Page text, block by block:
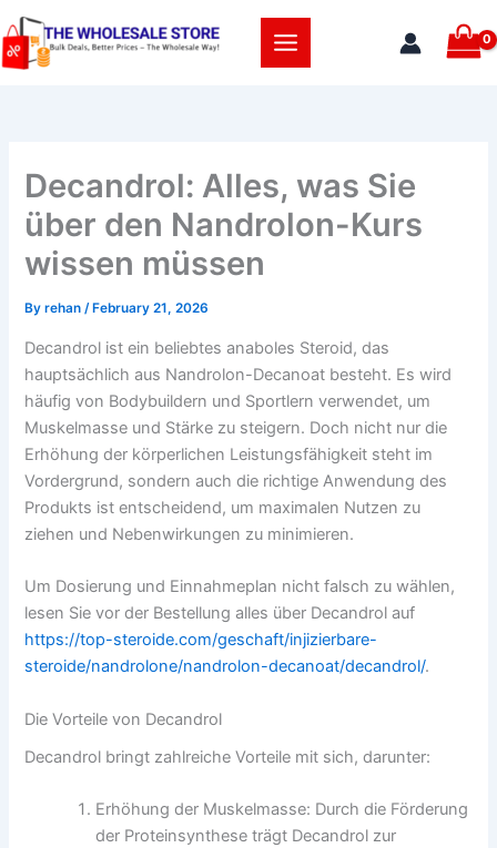
Skip
to
content
Decandrol: Alles, was Sie
über den Nandrolon-Kurs
wissen müssen
Byrehan/ February 21, 2026
Decandrol ist ein beliebtes anaboles Steroid, das
hauptsächlich aus Nandrolon-Decanoat besteht. Es wird
häufig von Bodybuildern und Sportlern verwendet, um
Muskelmasse und Stärke zu steigern. Doch nicht nur die
Erhöhung der körperlichen Leistungsfähigkeit steht im
Vordergrund, sondern auch die richtige Anwendung des
Produkts ist entscheidend, um maximalen Nutzen zu
ziehen und Nebenwirkungen zu minimieren.
Um Dosierung und Einnahmeplan nicht falsch zu wählen,
lesen Sie vor der Bestellung alles über Decandrol auf
https://top-steroide.com/geschaft/injizierbare-
steroide/nandrolone/nandrolon-decanoat/decandrol/.
Die Vorteile von Decandrol
Decandrol bringt zahlreiche Vorteile mit sich, darunter:
Erhöhung der Muskelmasse: Durch die Förderung
der Proteinsynthese trägt Decandrol zur